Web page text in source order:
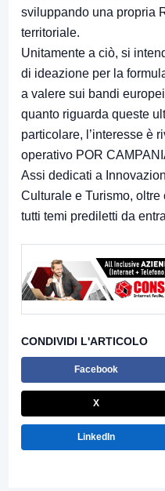
sviluppando una propria
territoriale.
Unitamente a ciò, si
di ideazione per la
a valere sui bandi
quanto riguarda queste
particolare, l’interesse è
operativo POR
Assi dedicati a
Culturale e Turismo,
tutti temi prediletti da
CONDIVIDI L'ARTICOLO
Facebook
X
LinkedIn